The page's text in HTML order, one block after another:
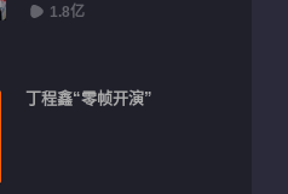
1.8亿
丁程鑫“零帧开演”